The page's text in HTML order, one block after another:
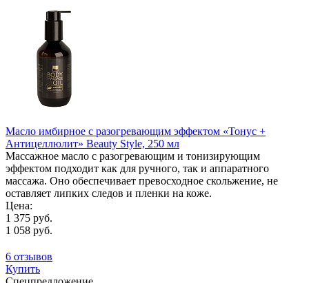
Масло имбирное с разогревающим эффектом «Тонус +
Антицеллюлит» Beauty Style, 250 мл
Массажное масло с разогревающим и тонизирующим
эффектом подходит как для ручного, так и аппаратного
массажа. Оно обеспечивает превосходное скольжение, не
оставляет липких следов и пленки на коже.
Цена:
1 375 руб.
1 058 руб.
6 отзывов
Купить